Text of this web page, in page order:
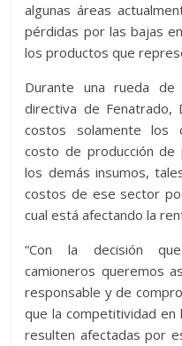
algunas áreas
pérdidas por las bajas
los productos que
Durante una rueda
directiva de Fenatrado,
costos solamente los
costo de producción de
los demás insumos,
costos de ese sector
cual está afectando la
“Con la decisión
camioneros queremos
responsable y de
que la competitividad en
resulten afectadas por